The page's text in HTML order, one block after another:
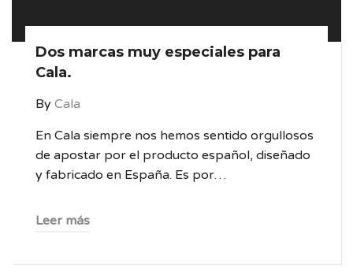
Dos marcas muy especiales para
Cala.
By Cala
En Cala siempre nos hemos sentido orgullosos
de apostar por el producto español, diseñado
y fabricado en España. Es por…
Leer más